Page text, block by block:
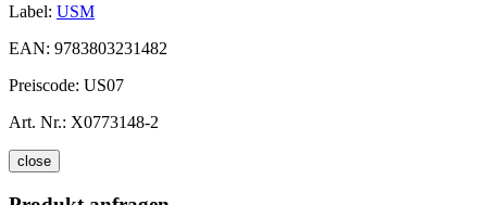
Label: USM
EAN: 9783803231482
Preiscode: US07
Art. Nr.: X0773148-2
close